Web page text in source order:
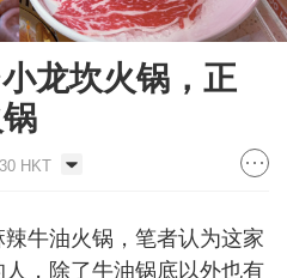
龙坎火锅，正
HKT
牛油火锅，笔者认为这家
，除了牛油锅底以外也有